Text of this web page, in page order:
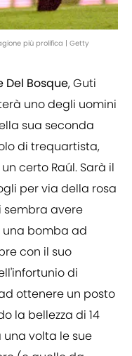
più prolifica | Getty
Del Bosque, Guti
uno degli uomini
sua seconda
di trequartista,
certo Raúl. Sarà il
per via della rosa
sembra avere
bomba ad
con il suo
di
ottenere un posto
la bellezza di 14
volta le sue